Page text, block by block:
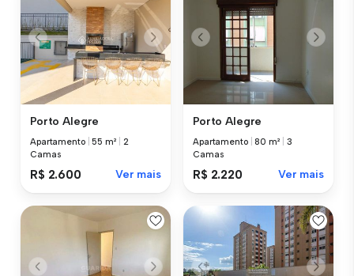
Porto Alegre
Apartamento |55 m²
2
Camas
R$ 2.600 Ver mais
Porto Alegre
Apartamento |80 m²
3
Camas
R$ 2.220 Ver mais